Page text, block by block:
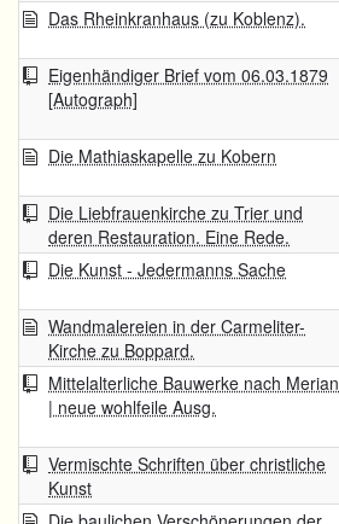
Das Rheinkranhaus (zu Koblenz).
Eigenhändiger Brief vom 06.03.1879
[Autograph]
Die Mathiaskapelle zu Kobern
Die Liebfrauenkirche zu Trier und
deren Restauration. Eine Rede.
Die Kunst - Jedermanns Sache
Wandmalereien in der Carmeliter-
Kirche zu Boppard.
Mittelalterliche Bauwerke nach Merian
| neue wohlfeile Ausg.
Vermischte Schriften über christliche
Kunst